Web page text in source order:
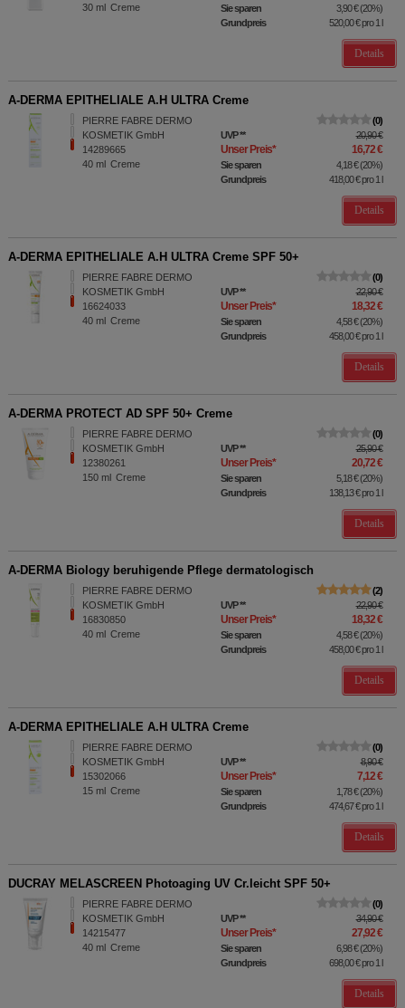
30 ml Creme Sie sparen 3,90 €(20%)
Grundpreis
520,00 €pro 1 l
Details
A-DERMA EPITHELIALE A.H ULTRA Creme
PIERRE FABRE DERMO
KOSMETIK GmbH
14289665
40 ml Creme
0
UVP** 20,90 €
Unser Preis* 16,72 €
Sie sparen 4,18 €(20%)
Grundpreis
418,00 €pro 1 l
Details
A-DERMA EPITHELIALE A.H ULTRA Creme SPF 50+
PIERRE FABRE DERMO
KOSMETIK GmbH
16624033
40 ml Creme
0
UVP** 22,90 €
Unser Preis* 18,32 €
Sie sparen 4,58 €(20%)
Grundpreis
458,00 €pro 1 l
Details
A-DERMA PROTECT AD SPF 50+ Creme
PIERRE FABRE DERMO
KOSMETIK GmbH
12380261
150 ml Creme
0
UVP** 25,90 €
Unser Preis* 20,72 €
Sie sparen 5,18 €(20%)
Grundpreis
138,13 €pro 1 l
Details
A-DERMA Biology beruhigende Pflege dermatologisch
PIERRE FABRE DERMO
KOSMETIK GmbH
16830850
40 ml Creme
2
UVP** 22,90 €
Unser Preis* 18,32 €
Sie sparen 4,58 €(20%)
Grundpreis
458,00 €pro 1 l
Details
A-DERMA EPITHELIALE A.H ULTRA Creme
PIERRE FABRE DERMO
KOSMETIK GmbH
15302066
15 ml Creme
0
UVP** 8,90 €
Unser Preis* 7,12 €
Sie sparen 1,78 €(20%)
Grundpreis
474,67 €pro 1 l
Details
DUCRAY MELASCREEN Photoaging UV Cr.leicht SPF 50+
PIERRE FABRE DERMO
KOSMETIK GmbH
14215477
40 ml Creme
0
UVP** 34,90 €
Unser Preis* 27,92 €
Sie sparen 6,98 €(20%)
Grundpreis
698,00 €pro 1 l
Details